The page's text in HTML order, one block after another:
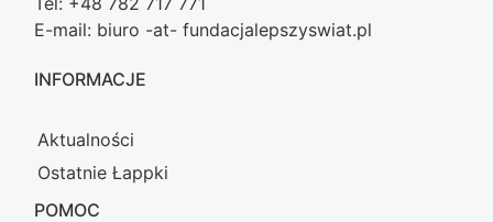
E-mail: biuro -at- fundacjalepszyswiat.pl
INFORMACJE
Aktualności
Ostatnie Łappki
POMOC